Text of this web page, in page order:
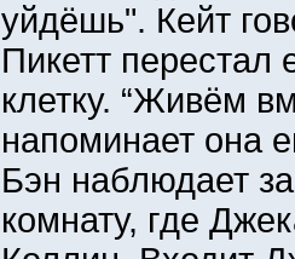
уйдёшь". Кейт
Пикетт перестал
клетку. “Живём
напоминает она
Бэн наблюдает
комнату, где